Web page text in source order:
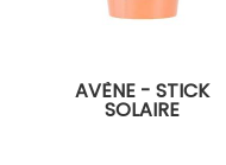
AVÈNE - STICK
SOLAIRE